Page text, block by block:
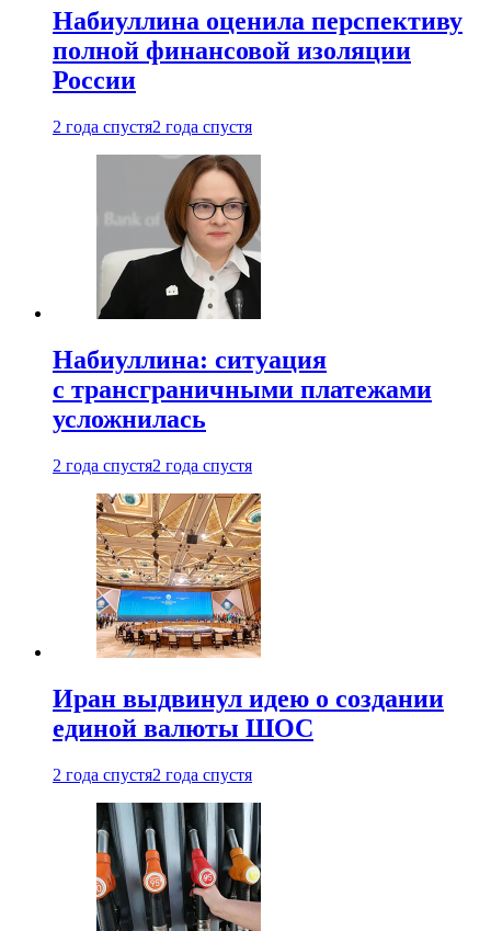
Набиуллина оценила перспективу
полной финансовой изоляции
России
2 года спустя2 года спустя
Набиуллина: ситуация
с трансграничными платежами
усложнилась
2 года спустя2 года спустя
Иран выдвинул идею о создании
единой валюты ШОС
2 года спустя2 года спустя